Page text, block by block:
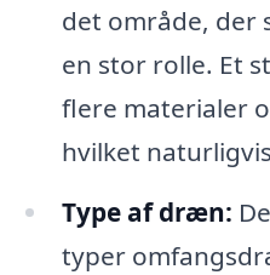
det område, der
en stor rolle. Et
flere materialer
hvilket
Type af dræn:
typer